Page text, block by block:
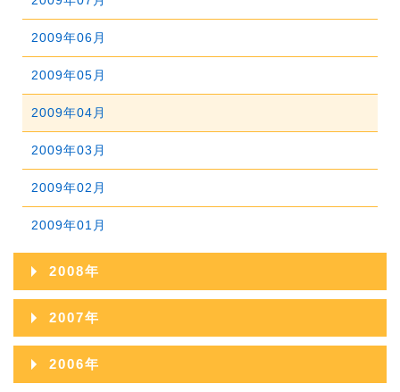
2013年01月
2012年03月
2012年02月
2012年01月
2011年04月
2011年03月
2011年02月
2011年01月
2009年06月
2009年05月
2009年04月
2009年03月
2009年02月
2009年01月
2008年
2008年12月
2008年11月
2008年10月
2007年
2007年12月
2006年